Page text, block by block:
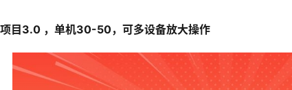
目3.0 ，单机30-50，可多设备放大操作